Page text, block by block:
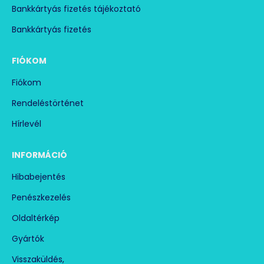
mobilklímát most és készítse fel otthonát az előttünk álló forró
napokra!
Bankkártyás fizetés tájékoztató
Bankkártyás fizetés
FIÓKOM
Fiókom
Rendeléstörténet
Hírlevél
INFORMÁCIÓ
Hibabejentés
Penészkezelés
Oldaltérkép
Gyártók
Visszaküldés,